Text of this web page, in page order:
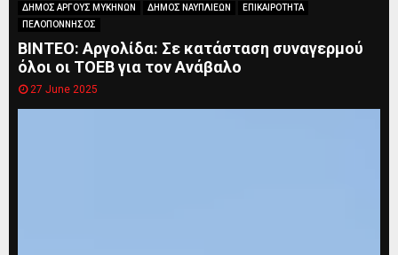
ΔΗΜΟΣ ΑΡΓΟΥΣ ΜΥΚΗΝΩΝ
ΔΗΜΟΣ ΝΑΥΠΛΙΕΩΝ
ΕΠΙΚΑΙΡΟΤΗΤΑ
ΠΕΛΟΠΟΝΝΗΣΟΣ
ΒΙΝΤΕΟ: Αργολίδα: Σε κατάσταση συναγερμού
όλοι οι ΤΟΕΒ για τον Ανάβαλο
27 June 2025